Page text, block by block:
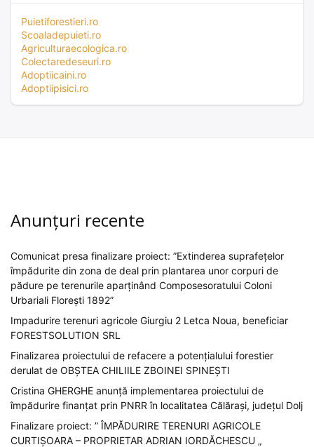
Puietiforestieri.ro
Scoaladepuieti.ro
Agriculturaecologica.ro
Colectaredeseuri.ro
Adoptiicaini.ro
Adoptiipisici.ro
Anunțuri recente
Comunicat presa finalizare proiect: ”Extinderea suprafețelor
împădurite din zona de deal prin plantarea unor corpuri de
pădure pe terenurile aparținând Composesoratului Coloni
Urbariali Florești 1892”
Impadurire terenuri agricole Giurgiu 2 Letca Noua, beneficiar
FORESTSOLUTION SRL
Finalizarea proiectului de refacere a potențialului forestier
derulat de OBȘTEA CHILIILE ZBOINEI SPINEȘTI
Cristina GHERGHE anunță implementarea proiectului de
împădurire finanțat prin PNRR în localitatea Călărași, județul Dolj
Finalizare proiect: ” ÎMPĂDURIRE TERENURI AGRICOLE
CURTIȘOARA – PROPRIETAR ADRIAN IORDĂCHESCU „